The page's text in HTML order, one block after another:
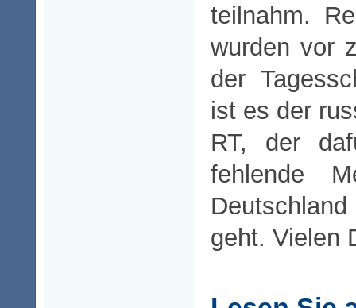
teilnahm.
wurden vor
der
ist es der
RT, der
fehlende
geht. Vielen